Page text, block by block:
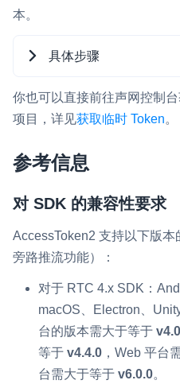
运行下列命令来向你
请求一个 Token：
Shell
curl --
--data '{
    }
本。
具体步骤
注意
此示例仅用于演示，
新建一个 token-
Golang生成 Token
中，将其中的
替换为你的 App ID
打开终端，进入到
下，运行如下命令行
建 go.mod 文件，
赖项：
你也可以直接前往声网控制
项目，详见获取临时 Token。
参考信息
对 SDK 的兼容性要求
AccessToken2 支持以下版
旁路推流功能）：
对于 RTC 4.x SDK：
macOS、Electron、
台的版本需大于等于
等于 v4.4.0 ，Web 平台
台需大于等于 v6.0.0。